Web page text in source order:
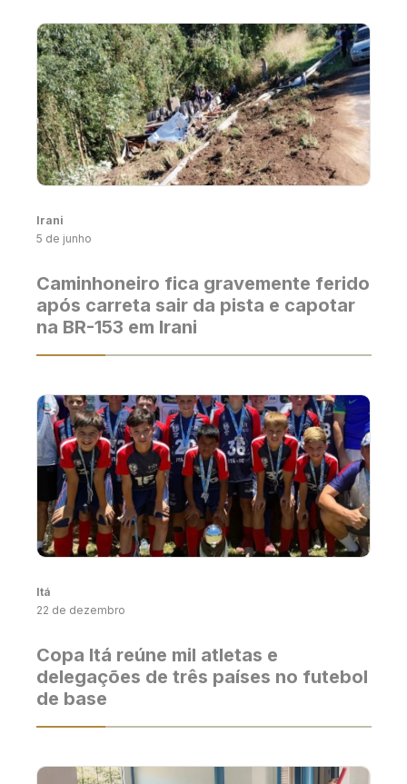
Irani
5 de junho
Caminhoneiro fica gravemente ferido
após carreta sair da pista e capotar
na BR-153 em Irani
Itá
22 de dezembro
Copa Itá reúne mil atletas e
delegações de três países no futebol
de base